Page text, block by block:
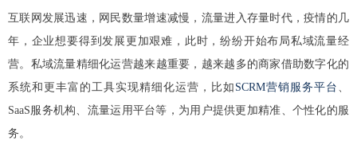
互联网发展迅速，网民数量增速减慢，流量进入存量时代，疫情的几
年，企业想要得到发展更加艰难，此时，纷纷开始布局私域流量经
营。 私域流量精细化运营越来越重要，越来越多的商家借助数字化的
系统和更丰富的工具实现精细化运营，比如 SCRM营销服务平台 、
SaaS服务机构、流量运用平台等，为用户提供更加精准、个性化的服
务。